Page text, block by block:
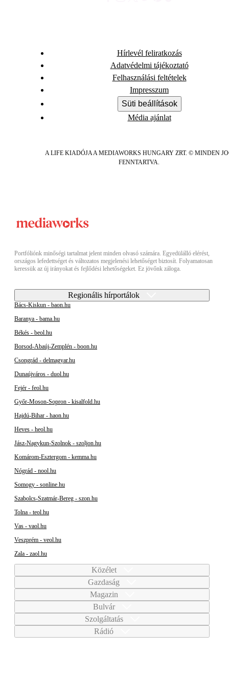
Hírlevél feliratkozás
Adatvédelmi tájékoztató
Felhasználási feltételek
Impresszum
Süti beállítások
Média ajánlat
A LIFE KIADÓJA A MEDIAWORKS HUNGARY ZRT. © MINDEN
FENNTARTVA.
Portfóliónk minőségi tartalmat jelent minden olvasó számára. Egyedülálló elérést,
országos lefedettséget és változatos megjelenési lehetőséget biztosít. Folyamatosan
keressük az új irányokat és fejlődési lehetőségeket. Ez jövőnk záloga.
Regionális hírportálok
Bács-Kiskun - baon.hu
Baranya - bama.hu
Békés - beol.hu
Borsod-Abaúj-Zemplén - boon.hu
Csongrád - delmagyar.hu
Dunaújváros - duol.hu
Fejér - feol.hu
Győr-Moson-Sopron - kisalfold.hu
Hajdú-Bihar - haon.hu
Heves - heol.hu
Jász-Nagykun-Szolnok - szoljon.hu
Komárom-Esztergom - kemma.hu
Nógrád - nool.hu
Somogy - sonline.hu
Szabolcs-Szatmár-Bereg - szon.hu
Tolna - teol.hu
Vas - vaol.hu
Veszprém - veol.hu
Zala - zaol.hu
Közélet
Gazdaság
Magazin
Bulvár
Szolgáltatás
Rádió